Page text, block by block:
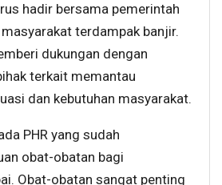
hadir bersama pemerintah
terdampak banjir.
dukungan dengan
terkait memantau
dan kebutuhan masyarakat.
PHR yang sudah
obat-obatan bagi
Obat-obatan sangat penting